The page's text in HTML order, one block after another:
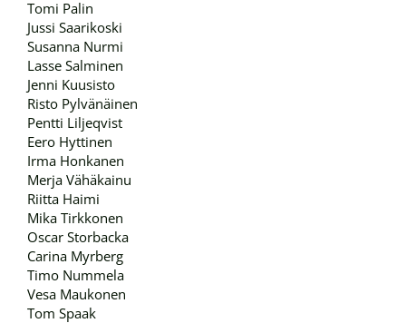
Tomi Palin
Jussi Saarikoski
Susanna Nurmi
Lasse Salminen
Jenni Kuusisto
Risto Pylvänäinen
Pentti Liljeqvist
Eero Hyttinen
Irma Honkanen
Merja Vähäkainu
Riitta Haimi
Mika Tirkkonen
Oscar Storbacka
Carina Myrberg
Timo Nummela
Vesa Maukonen
Tom Spaak